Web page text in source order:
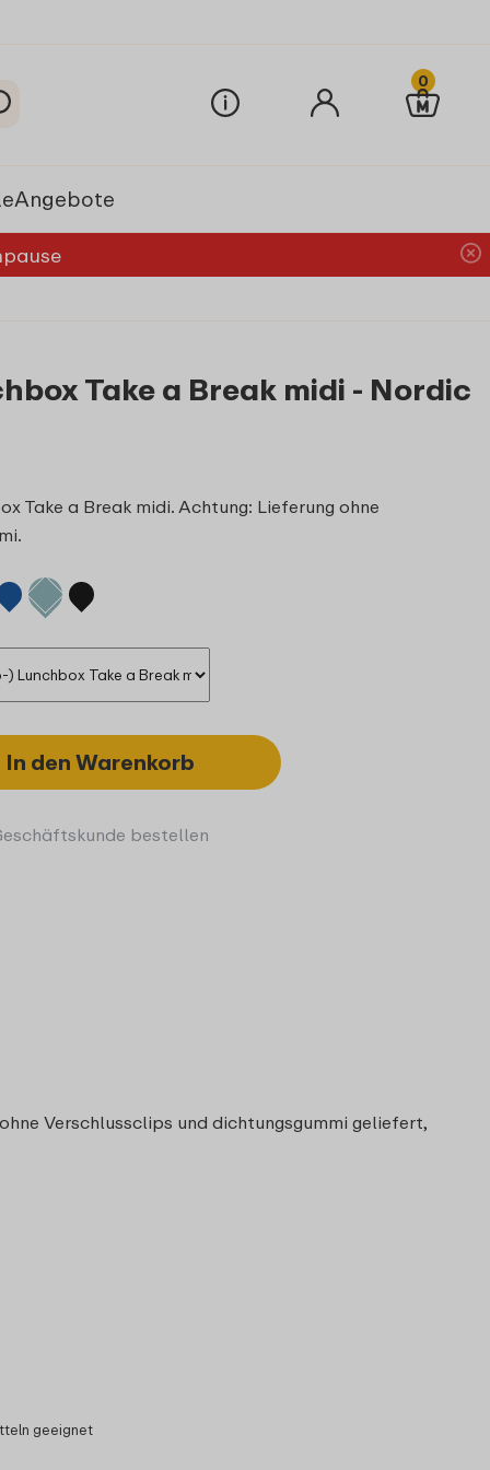
0
Angebote
Take a Break midi - Nordic
Take a Break midi. Achtung: Lieferung ohne
In den Warenkorb
bestellen
Verschlussclips und dichtungsgummi geliefert,
geeignet